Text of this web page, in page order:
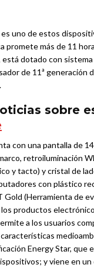
es uno de estos
promete más de 11
está dotado con
de 11ª generación
sobre
con una pantalla de
retroiluminación
y tacto) y cristal de
con plástico
Gold (Herramienta de
productos
a los usuarios
Energy Star, que
y viene en un